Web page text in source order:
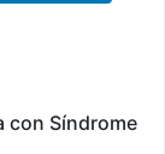
con Síndrome